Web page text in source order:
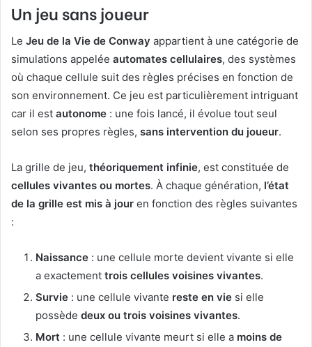
Un jeu sans joueur
Le Jeu de la Vie de Conway appartient à une catégorie de
simulations appelée automates cellulaires, des systèmes
où chaque cellule suit des règles précises en fonction de
son environnement. Ce jeu est particulièrement intriguant
car il est autonome : une fois lancé, il évolue tout seul
selon ses propres règles, sans intervention du joueur.
La grille de jeu, théoriquement infinie, est constituée de
cellules vivantes ou mortes. À chaque génération, l’état
de la grille est mis à jour en fonction des règles suivantes
:
Naissance : une cellule morte devient vivante si elle
a exactement trois cellules voisines vivantes.
Survie : une cellule vivante reste en vie si elle
possède deux ou trois voisines vivantes.
Mort : une cellule vivante meurt si elle a moins de